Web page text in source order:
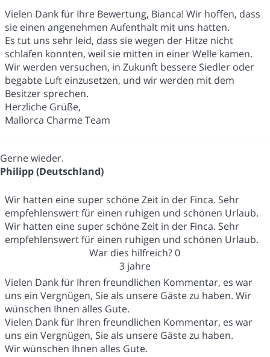
Vielen Dank für Ihre Bewertung, Bianca! Wir hoffen, dass
sie einen angenehmen Aufenthalt mit uns hatten.
Es tut uns sehr leid, dass sie wegen der Hitze nicht
schlafen konnten, weil sie mitten in einer Welle kamen.
Wir werden versuchen, in Zukunft bessere Siedler oder
begabte Luft einzusetzen, und wir werden mit dem
Besitzer sprechen.
Herzliche Grüße,
Mallorca Charme Team
Gerne wieder.
Philipp (Deutschland)
Wir hatten eine super schöne Zeit in der Finca. Sehr
empfehlenswert für einen ruhigen und schönen Urlaub.
Wir hatten eine super schöne Zeit in der Finca. Sehr
empfehlenswert für einen ruhigen und schönen Urlaub.
War dies hilfreich?0
3 jahre
Vielen Dank für Ihren freundlichen Kommentar, es war
uns ein Vergnügen, Sie als unsere Gäste zu haben. Wir
wünschen Ihnen alles Gute.
Vielen Dank für Ihren freundlichen Kommentar, es war
uns ein Vergnügen, Sie als unsere Gäste zu haben.
Wir wünschen Ihnen alles Gute.